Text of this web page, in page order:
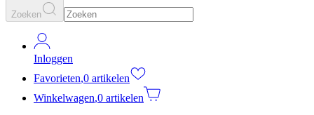
Zoeken
Inloggen
Favorieten,0 artikelen
Winkelwagen,0 artikelen